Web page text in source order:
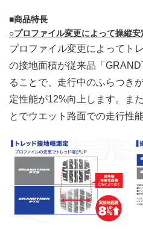
■商品特長
○プロファイル変更によって操縦
プロファイル変更によってト
の接地面積が従来品「
ることで、走行中のふらつき
定性能が12%向上します。ま
とでウエット路面での走行性